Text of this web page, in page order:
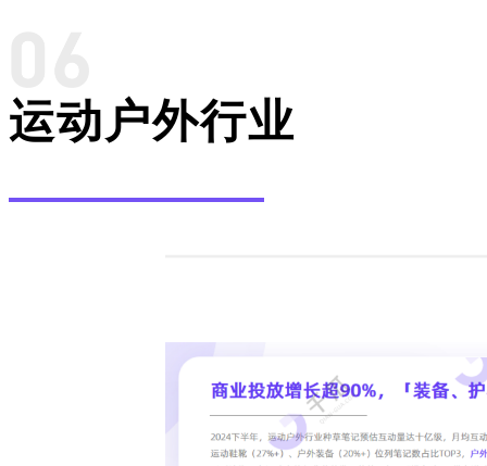
运动户外行业